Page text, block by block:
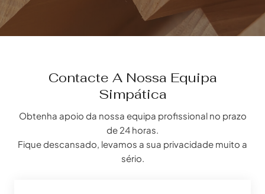
Contacte A Nossa Equipa
Simpática
Obtenha apoio da nossa equipa profissional no prazo
de 24 horas.
Fique descansado, levamos a sua privacidade muito a
sério.